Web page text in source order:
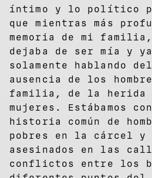
íntimo y lo político
que mientras más
memoria de mi
dejaba de ser mía y
solamente hablando
ausencia de los
familia, de la herida
mujeres. Estábamos
historia común de
pobres en la cárcel y
asesinados en las
conflictos entre los